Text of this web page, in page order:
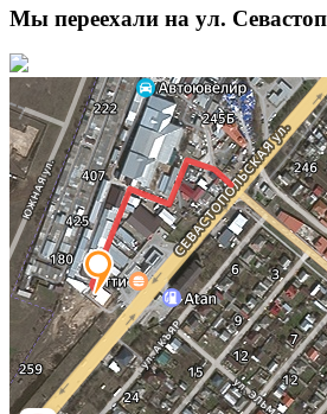
Мы переехали на ул.